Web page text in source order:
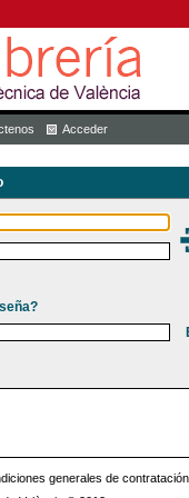
Acceder
generales de contratación